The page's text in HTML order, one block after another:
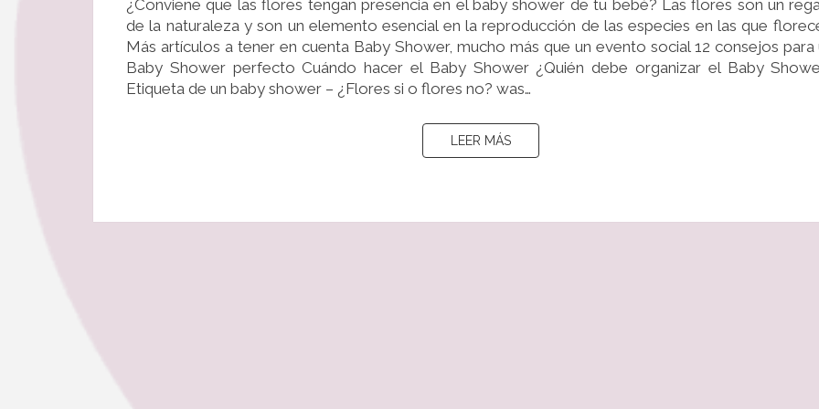
SI
O
FLORES
NO?
¿Conviene que las flores tengan presencia en el baby shower de tu bebé? Las flores son un
de la naturaleza y son un elemento esencial en la reproducción de las especies en las que
Más artículos a tener en cuenta Baby Shower, mucho más que un evento social 12 consejos para
Baby Shower perfecto Cuándo hacer el Baby Shower ¿Quién debe organizar el Baby
Etiqueta de un baby shower – ¿Flores si o flores no? was…
LEER MÁSLEER MÁS